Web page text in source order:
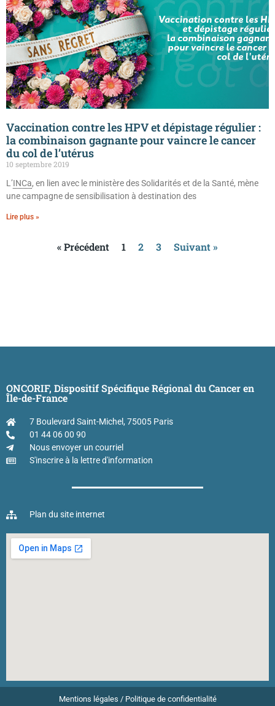
Vaccination contre les HPV et dépistage régulier :
la combinaison gagnante pour vaincre le cancer
du col de l’utérus
10 septembre 2019
L’INCa, en lien avec le ministère des Solidarités et de la Santé, mène
une campagne de sensibilisation à destination des
Lire plus »
« Précédent 1 2 3 Suivant »
ONCORIF, Dispositif Spécifique Régional du Cancer en
Île-de-France
7 Boulevard Saint-Michel, 75005 Paris
01 44 06 00 90
Nous envoyer un courriel
S'inscrire à la lettre d'information
Plan du site internet
Mentions légales / Politique de confidentialité